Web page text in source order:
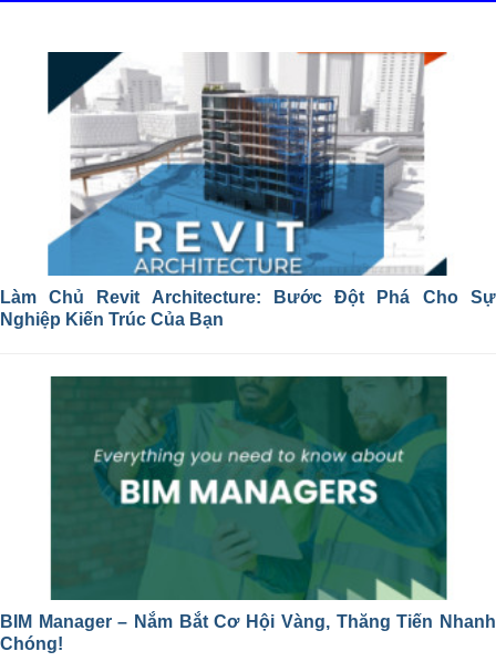
Làm Chủ Revit Architecture: Bước Đột Phá Cho Sự
Nghiệp Kiến Trúc Của Bạn
BIM Manager – Nắm Bắt Cơ Hội Vàng, Thăng Tiến Nhanh
Chóng!